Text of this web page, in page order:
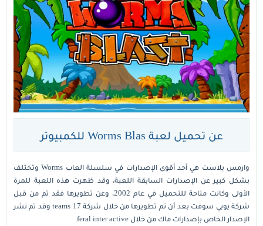
عن تحميل لعبة Worms Blas للكمبيوتر
وارمس بلاست هي أحد أقوى الإصدارات في سلسلة العاب Worms وتختلف
بشكل كبير عن الإصدارات السابقة اللعبة، وقد ظهرت هذه اللعبة للمرة
الأولى وكانت متاحة للتحميل في عام 2002، وعن تطويرها فقد تم من قبل
شركة يوبي سوفت بعد أن تم تطويرها من خلال شركة teams 17 وقد تم نشر
الإصدار الخاص بإصدارات ماك من خلال feral inter active.